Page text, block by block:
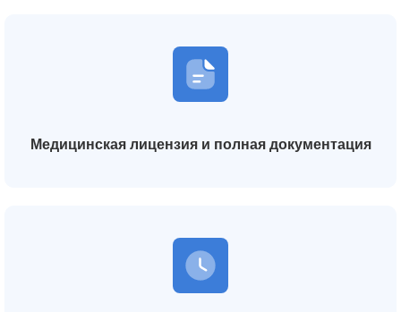
Медицинская лицензия и полная документация